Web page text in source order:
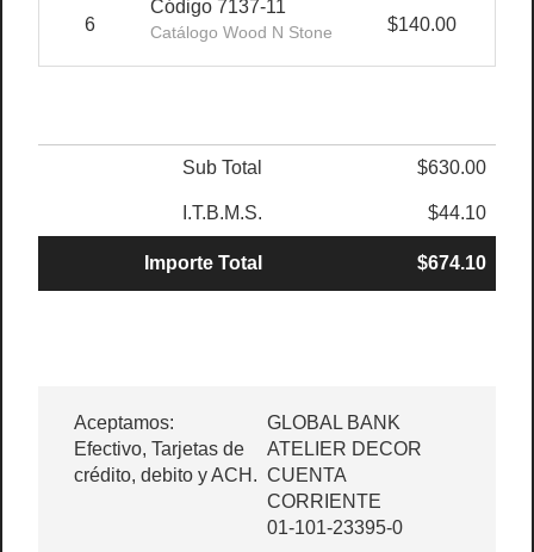
6
Código 7137-11
Catálogo Wood N Stone $140.00
Sub Total $630.00
I.T.B.M.S. $44.10
Importe Total $674.10
Aceptamos:
Efectivo, Tarjetas de
crédito, debito y ACH.
GLOBAL BANK
ATELIER DECOR
CUENTA
CORRIENTE
01-101-23395-0